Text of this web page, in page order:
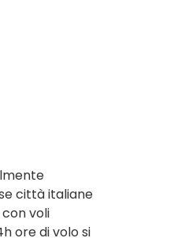
città italiane
voli
ore di volo si